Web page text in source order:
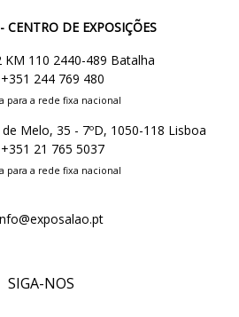
CENTRO DE EXPOSIÇÕES
110 2440-489 Batalha
244 769 480
para a rede fixa nacional
Melo, 35 - 7ºD, 1050-118 Lisboa
21 765 5037
para a rede fixa nacional
SIGA-NOS